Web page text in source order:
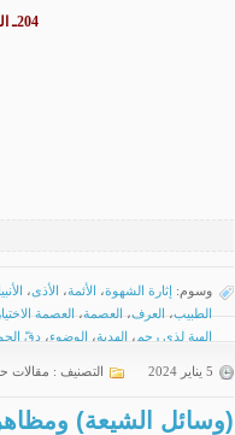
204ـ
وسوم: إثارة الشهوة، الأئمة، الأذى،
الطبيب، العرف، العصمة، العصمة
الهبة لذي رحم ، الهدية، الوضوء، دقّ
5 يناير 2024 التصنيف : مقالات
(وسائل الشيعة)